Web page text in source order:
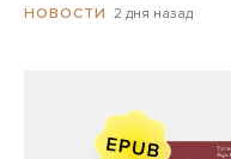
НОВОСТИ 2 дня назад